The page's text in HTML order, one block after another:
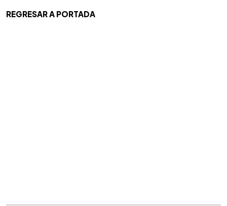
REGRESAR A PORTADA